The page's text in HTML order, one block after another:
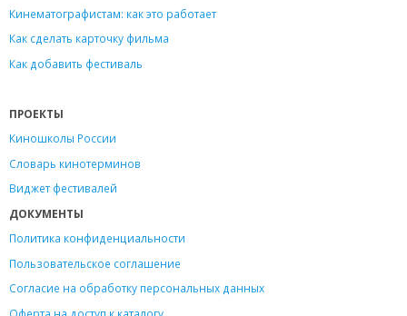
Кинематографистам: как это работает
Как сделать карточку фильма
Как добавить фестиваль
ПРОЕКТЫ
Киношколы России
Словарь кинотерминов
Виджет фестивалей
ДОКУМЕНТЫ
Политика конфиденциальности
Пользовательское соглашение
Согласие на обработку персональных данных